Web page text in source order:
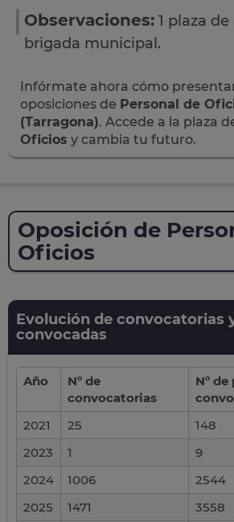
Observaciones: 1 plaza
brigada municipal.
Infórmate ahora cómo
oposiciones de Personal de
(Tarragona). Accede a la plaza
Oficios y cambia tu futuro.
Oposición de
Oficios
Evolución de convocatorias
convocadas
Año
Nº de
convocatorias
Nº de
2021
25
148
2023
1
9
2024
1006
2544
2025
1471
3558